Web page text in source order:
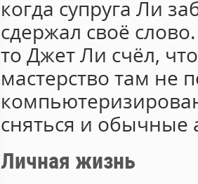
когда супруга Ли
сдержал своё
то Джет Ли счёл,
мастерство там не
сняться и обычные
Личная жизнь